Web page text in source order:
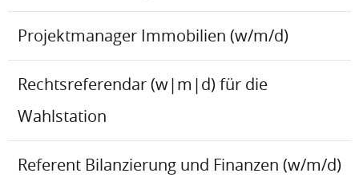
Projektmanager Immobilien (w/m/d)
Rechtsreferendar (w|m|d) für die
Wahlstation
Referent Bilanzierung und Finanzen (w/m/d)